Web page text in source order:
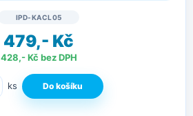
IPD-KACL05
479,- Kč
428,- Kč bez DPH
ks